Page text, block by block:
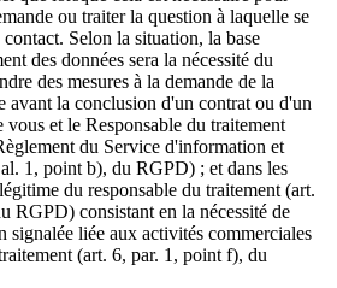
ou traiter la question à laquelle se
Selon la situation, la base
des données sera la nécessité du
des mesures à la demande de la
avant la conclusion d'un contrat ou d'un
vous et le Responsable du traitement
du Service d'information et
1, point b), du RGPD) ; et dans les
du responsable du traitement (art.
RGPD) consistant en la nécessité de
signalée liée aux activités commerciales
(art. 6, par. 1, point f), du